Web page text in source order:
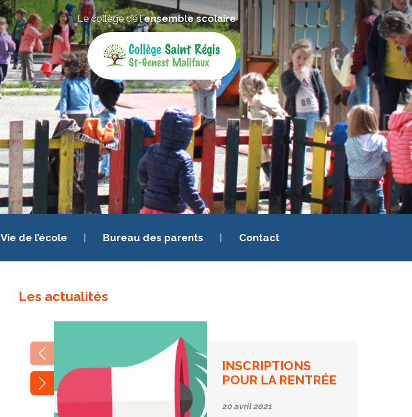
Vie de l’école Bureau des parents Contact
Le collège de l'ensemble scolaire
Les actualités
INSCRIPTIONS
POUR LA RENTRÉE
20 avril 2021